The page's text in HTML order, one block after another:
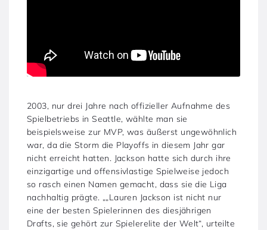
2003, nur drei Jahre nach offizieller Aufnahme des
Spielbetriebs in Seattle, wählte man sie
beispielsweise zur MVP, was äußerst ungewöhnlich
war, da die Storm die Playoffs in diesem Jahr gar
nicht erreicht hatten. Jackson hatte sich durch ihre
einzigartige und offensivlastige Spielweise jedoch
so rasch einen Namen gemacht, dass sie die Liga
nachhaltig prägte. „„Lauren Jackson ist nicht nur
eine der besten Spielerinnen des diesjährigen
Drafts, sie gehört zur Spielerelite der Welt“, urteilte